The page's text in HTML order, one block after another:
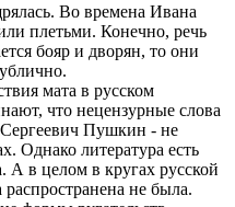
Во времена Ивана
плетьми. Конечно, речь
бояр и дворян, то они
мата в русском
что нецензурные слова
Пушкин - не
Однако литература есть
А в целом в кругах русской
не была.